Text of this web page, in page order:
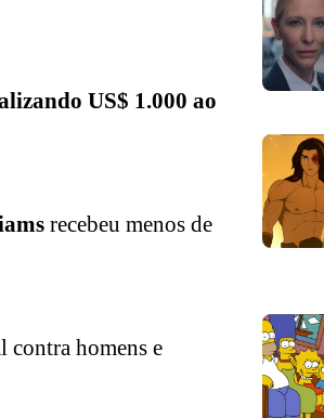
US$ 1.000 ao
recebeu menos de
contra homens e